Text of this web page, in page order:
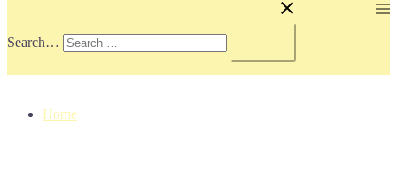
Search…
Home